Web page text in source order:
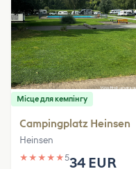
Місце для кемпінгу
Campingplatz Heinsen
Heinsen
★ ★ ★ ★ ★534 EUR